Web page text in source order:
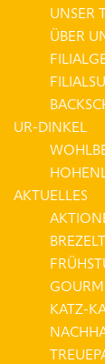
UNSER
ÜBER
UR-DINKEL
AKTUELLES
KATZ-